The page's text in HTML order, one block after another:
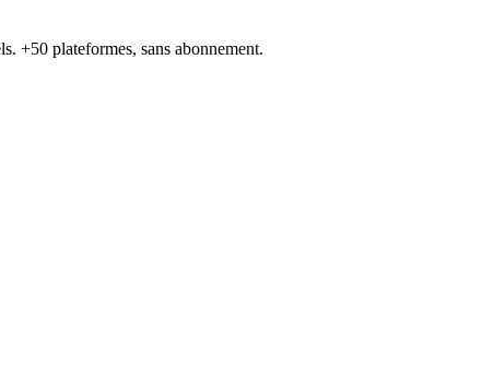
+50 plateformes, sans abonnement.